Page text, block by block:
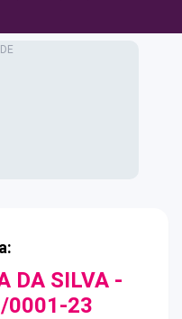
DA SILVA -
0001-23